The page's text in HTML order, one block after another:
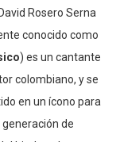
Rosero Serna
conocido como
) es un cantante
colombiano, y se
en un ícono para
de